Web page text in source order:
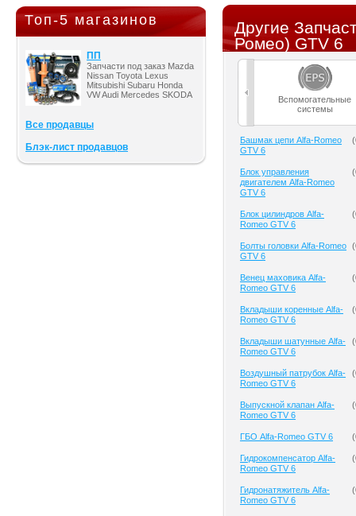
Топ-5 магазинов
ПП
Запчасти под заказ Mazda
Nissan Toyota Lexus
Mitsubishi Subaru Honda
VW Audi Mercedes SKODA
Все продавцы
Блэк-лист продавцов
Другие
Ромео) GTV 6
Вспомогательные
системы
Башмак цепи Alfa-Romeo
GTV 6
(
Блок управления
двигателем Alfa-Romeo
GTV 6
(
Блок цилиндров Alfa-
Romeo GTV 6
(
Болты головки Alfa-Romeo
GTV 6
(
Венец маховика Alfa-
Romeo GTV 6
(
Вкладыши коренные Alfa-
Romeo GTV 6
(
Вкладыши шатунные Alfa-
Romeo GTV 6
(
Воздушный патрубок Alfa-
Romeo GTV 6
(
Выпускной клапан Alfa-
Romeo GTV 6
(
ГБО Alfa-Romeo GTV 6 (
Гидрокомпенсатор Alfa-
Romeo GTV 6
(
Гидронатяжитель Alfa-
Romeo GTV 6
(